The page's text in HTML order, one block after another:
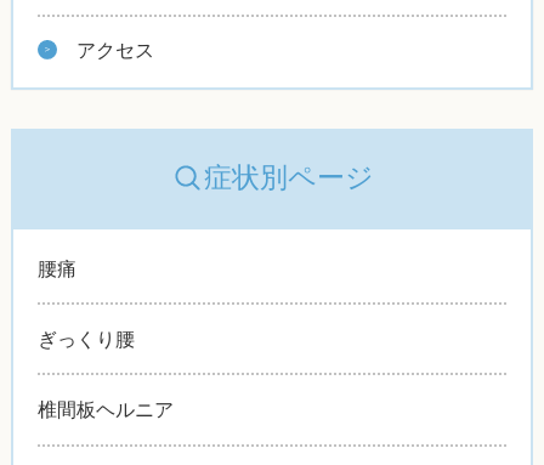
アクセス
症状別ページ
腰痛
ぎっくり腰
椎間板ヘルニア